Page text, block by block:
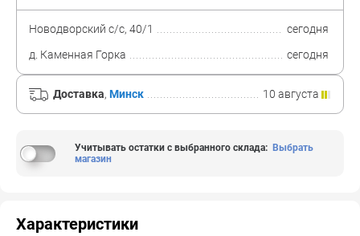
Новодворский с/с, 40/1
сегодня
д. Каменная Горка
сегодня
Доставка, Минск 10 августа
Учитывать остатки с выбранного склада: Выбрать
магазин
Характеристики